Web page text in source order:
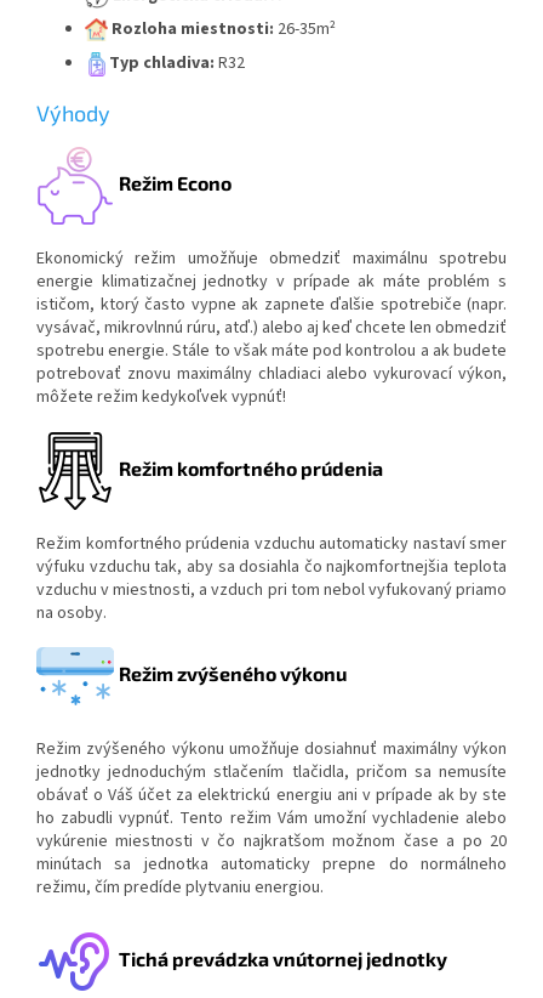
Rozloha miestnosti: 26-35m²
Typ chladiva: R32
Výhody
Režim Econo
Ekonomický režim umožňuje obmedziť maximálnu spotrebu
energie klimatizačnej jednotky v prípade ak máte problém s
ističom, ktorý často vypne ak zapnete ďalšie spotrebiče (napr.
vysávač, mikrovlnnú rúru, atď.) alebo aj keď chcete len obmedziť
spotrebu energie. Stále to však máte pod kontrolou a ak budete
potrebovať znovu maximálny chladiaci alebo vykurovací výkon,
môžete režim kedykoľvek vypnúť!
Režim komfortného prúdenia
Režim komfortného prúdenia vzduchu automaticky nastaví smer
výfuku vzduchu tak, aby sa dosiahla čo najkomfortnejšia teplota
vzduchu v miestnosti, a vzduch pri tom nebol vyfukovaný priamo
na osoby.
Režim zvýšeného výkonu
Režim zvýšeného výkonu umožňuje dosiahnuť maximálny výkon
jednotky jednoduchým stlačením tlačidla, pričom sa nemusíte
obávať o Váš účet za elektrickú energiu ani v prípade ak by ste
ho zabudli vypnúť. Tento režim Vám umožní vychladenie alebo
vykúrenie miestnosti v čo najkratšom možnom čase a po 20
minútach sa jednotka automaticky prepne do normálneho
režimu, čím predíde plytvaniu energiou.
Tichá prevádzka vnútornej jednotky